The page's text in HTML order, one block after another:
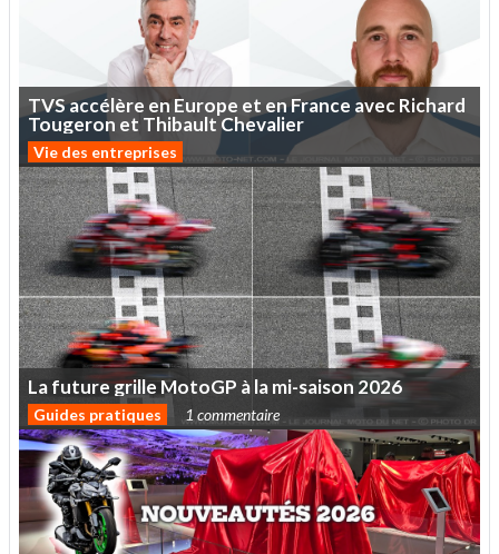
TVSaccélère enEurope et enFrance avecRichard
Tougeron et Thibault Chevalier
Vie des entreprises
Lafuturegrille MotoGP àlami-saison 2026
Guides pratiques 1 commentaire